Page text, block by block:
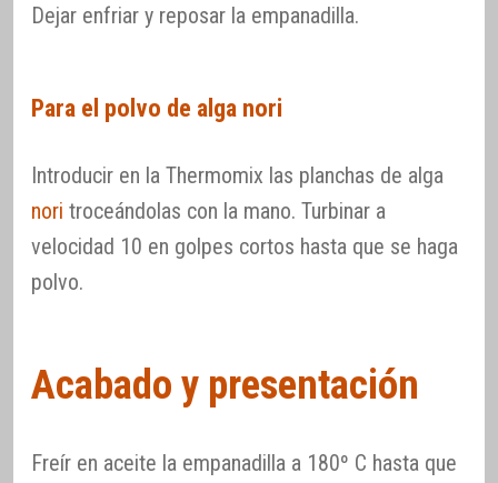
Dejar enfriar y reposar la empanadilla.
Para el polvo de alga nori
Introducir en la Thermomix las planchas de alga
nori troceándolas con la mano. Turbinar a
velocidad 10 en golpes cortos hasta que se haga
polvo.
Acabado y presentación
Freír en aceite la empanadilla a 180º C hasta que